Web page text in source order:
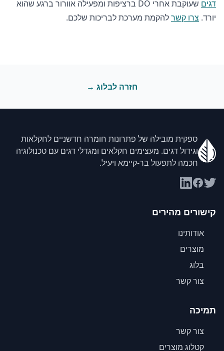
דגים
שעוקבת אחרי DO ברציפות ומפעילה אוורור ברגע שהוא
יורד. צרו קשרלהקמת מערכת לבריכות שלכם.
חזרה לבלוג →
ספקית מובילה של פתרונות חומרה חדשניים לחקלאות
וגידול דגים. מעצימים חקלאים ומגדלי דגים עם טכנולוגיה
חכמה לתפעול בר-קיימא ויעיל.
קישורים מהירים
אודותינו
מוצרים
בלוג
צור קשר
תמיכה
צור קשר
קטלוג מוצרים